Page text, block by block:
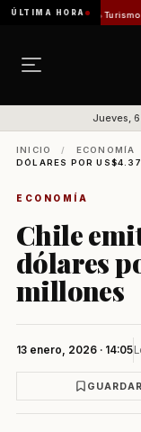
ÚLTIMA HORA
Vladilo] Turismo en
Jueves,
INICIO / ECONOMÍA
DÓLARES POR
ECONOMÍA
Chile
dólares
millones
13 enero, 2026 · 14:05
GUARDAR